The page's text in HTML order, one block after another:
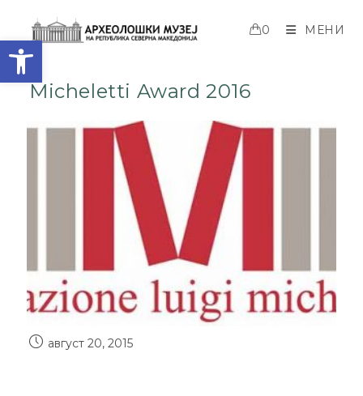
Open toolbar
0 МЕНИ
Micheletti Award 2016
август 20, 2015